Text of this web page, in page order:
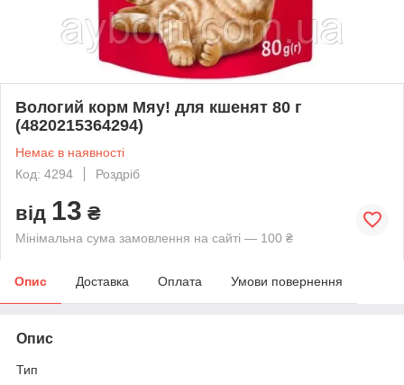
Вологий корм Мяу! для кшенят 80 г
(4820215364294)
Немає в наявності
Код: 4294
Роздріб
від 13 ₴
Мінімальна сума замовлення на сайті — 100 ₴
Опис Доставка Оплата Умови повернення
Опис
Тип